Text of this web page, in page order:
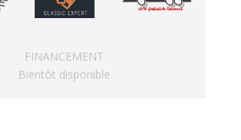
FINANCEMENT
Bientôt disponible